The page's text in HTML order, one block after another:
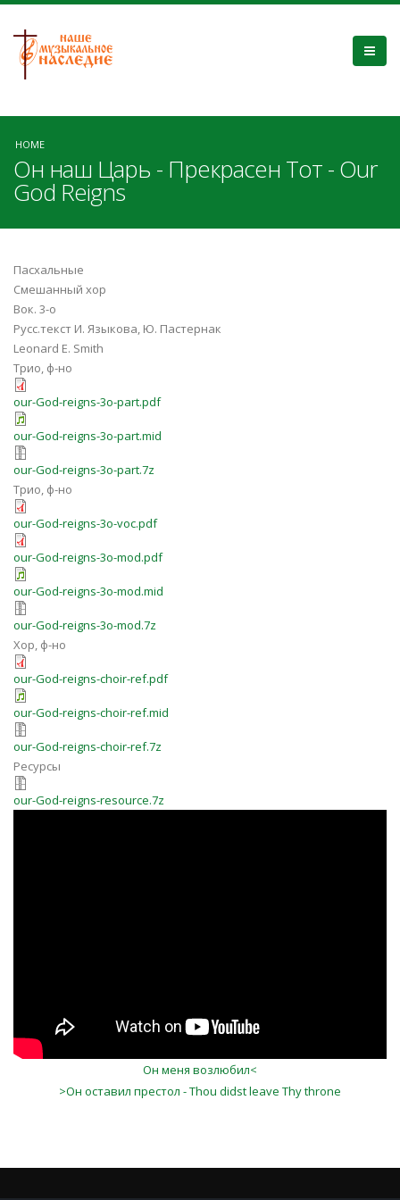
HOME
Он наш Царь - Прекрасен Тот - Our
God Reigns
Пасхальные
Смешанный хор
Вок. 3-о
Русс.текст И. Языкова, Ю. Пастернак
Leonard E. Smith
Трио, ф-но
our-God-reigns-3o-part.pdf
our-God-reigns-3o-part.mid
our-God-reigns-3o-part.7z
Трио, ф-но
our-God-reigns-3o-voc.pdf
our-God-reigns-3o-mod.pdf
our-God-reigns-3o-mod.mid
our-God-reigns-3o-mod.7z
Хор, ф-но
our-God-reigns-choir-ref.pdf
our-God-reigns-choir-ref.mid
our-God-reigns-choir-ref.7z
Ресурсы
our-God-reigns-resource.7z
Он меня возлюбил<
>Он оставил престол - Thou didst leave Thy throne